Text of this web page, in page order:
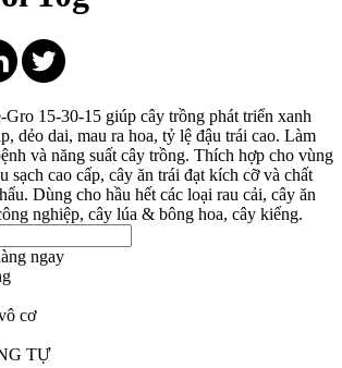
Gro 15-30-15 giúp cây trồng phát triển xanh
dẻo dai, mau ra hoa, tỷ lệ đậu trái cao. Làm
và năng suất cây trồng. Thích hợp cho vùng
sạch cao cấp, cây ăn trái đạt kích cỡ và chất
Dùng cho hầu hết các loại rau cải, cây ăn
nghiệp, cây lúa & bông hoa, cây kiểng.
ngay
cơ
TỰ